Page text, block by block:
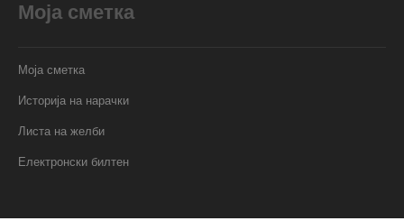
Моја сметка
Моја сметка
Историја на нарачки
Листа на желби
Електронски билтен